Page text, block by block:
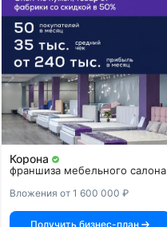
Корона
франшиза мебельного салона
Вложения от 1 600 000 ₽
Получить бизнес-план